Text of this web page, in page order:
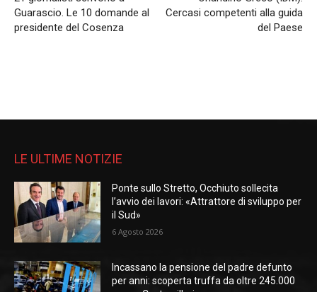
Guarascio. Le 10 domande al
presidente del Cosenza
Cercasi competenti alla guida
del Paese
LE ULTIME NOTIZIE
Ponte sullo Stretto, Occhiuto sollecita
l’avvio dei lavori: «Attrattore di sviluppo per
il Sud»
6 Agosto 2026
Incassano la pensione del padre defunto
per anni: scoperta truffa da oltre 245.000